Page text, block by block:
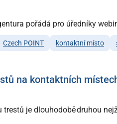
pořádá pro úředníky
Czech POINT kontaktní místo
na kontaktních
je dlouhodobě druhou